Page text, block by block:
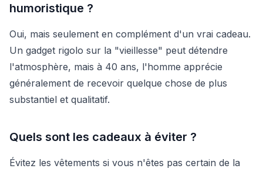
humoristique ?
Oui, mais seulement en complément d'un vrai cadeau.
Un gadget rigolo sur la "vieillesse" peut détendre
l'atmosphère, mais à 40 ans, l'homme apprécie
généralement de recevoir quelque chose de plus
substantiel et qualitatif.
Quels sont les cadeaux à éviter ?
Évitez les vêtements si vous n'êtes pas certain de la